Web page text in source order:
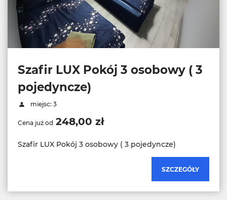
Szafir LUX Pokój 3 osobowy ( 3
pojedyncze)
miejsc: 3
Cena już od 248,00 zł
Szafir LUX Pokój 3 osobowy ( 3 pojedyncze)
SZCZEGÓŁY